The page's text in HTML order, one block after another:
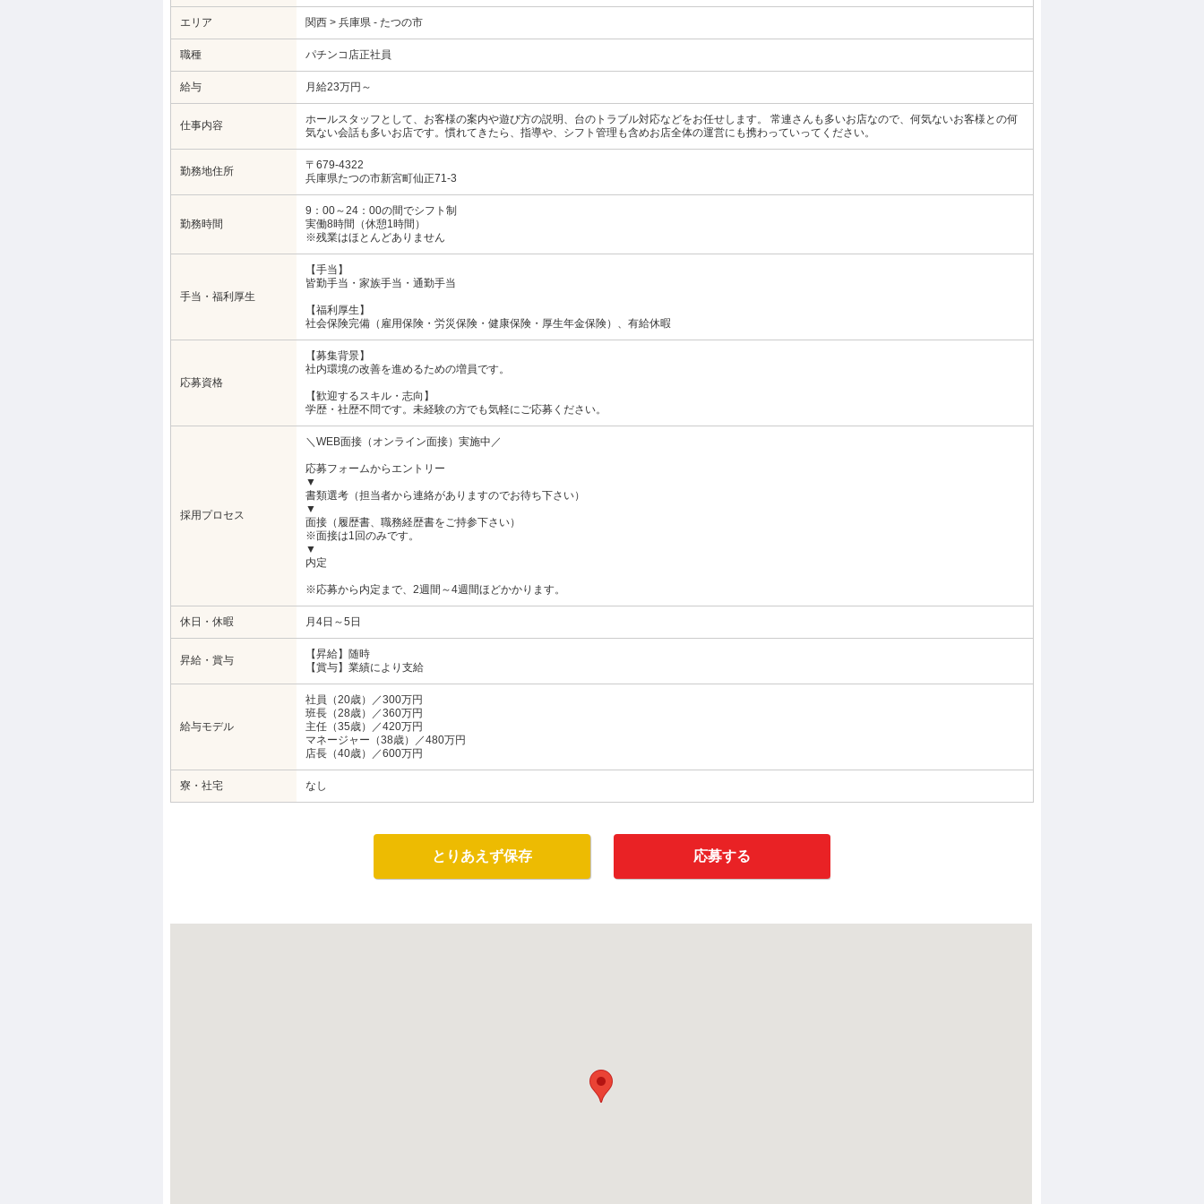
エリア 関西 > 兵庫県 - たつの市
職種 パチンコ店正社員
給与 月給23万円～
仕事内容
ホールスタッフとして、お客様の案内や遊び方の説明、台のトラブル対応などをお任せします。 常連さんも多いお店なので、何気ないお客様との何
気ない会話も多いお店です。慣れてきたら、指導や、シフト管理も含めお店全体の運営にも携わっていってください。
勤務地住所
〒679-4322
兵庫県たつの市新宮町仙正71-3
勤務時間
9：00～24：00の間でシフト制
実働8時間（休憩1時間）
※残業はほとんどありません
手当・福利厚生
【手当】
皆勤手当・家族手当・通勤手当
【福利厚生】
社会保険完備（雇用保険・労災保険・健康保険・厚生年金保険）、有給休暇
応募資格
【募集背景】
社内環境の改善を進めるための増員です。
【歓迎するスキル・志向】
学歴・社歴不問です。未経験の方でも気軽にご応募ください。
採用プロセス
＼WEB面接（オンライン面接）実施中／
応募フォームからエントリー
▼
書類選考（担当者から連絡がありますのでお待ち下さい）
▼
面接（履歴書、職務経歴書をご持参下さい）
※面接は1回のみです。
▼
内定
※応募から内定まで、2週間～4週間ほどかかります。
休日・休暇 月4日～5日
昇給・賞与
【昇給】随時
【賞与】業績により支給
給与モデル
社員（20歳）／300万円
班長（28歳）／360万円
主任（35歳）／420万円
マネージャー（38歳）／480万円
店長（40歳）／600万円
寮・社宅 なし
とりあえず保存 応募する